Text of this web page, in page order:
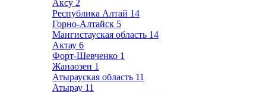
Аксу 2
Республика Алтай 14
Горно-Алтайск 5
Мангистауская область 14
Актау 6
Форт-Шевченко 1
Жанаозен 1
Атырауская область 11
Атырау 11